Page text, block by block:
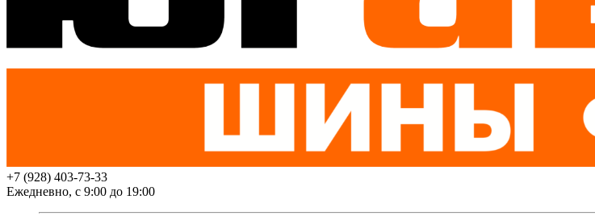
+7 (928) 403-73-33
Ежедневно, с 9:00 до 19:00